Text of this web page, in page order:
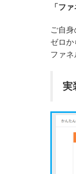
「フ
ご自
ゼロか
ファネ
実